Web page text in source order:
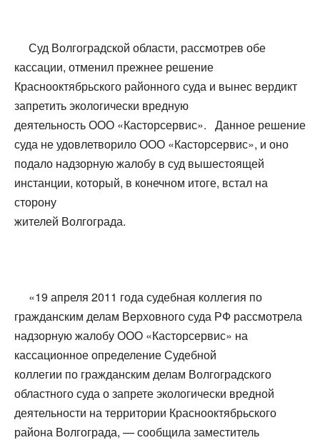
Суд Волгоградской области, рассмотрев обе
кассации, отменил прежнее решение
Краснооктябрьского районного суда и вынес вердикт
запретить экологически вредную
деятельность ООО «Касторсервис». Данное решение
суда не удовлетворило ООО «Касторсервис», и оно
подало надзорную жалобу в суд вышестоящей
инстанции, который, в конечном итоге, встал на
сторону
жителей Волгограда.
«19 апреля 2011 года судебная коллегия по
гражданским делам Верховного суда РФ рассмотрела
надзорную жалобу ООО «Касторсервис» на
кассационное определение Судебной
коллегии по гражданским делам Волгоградского
областного суда о запрете экологически вредной
деятельности на территории Краснооктябрьского
района Волгограда, — сообщила заместитель